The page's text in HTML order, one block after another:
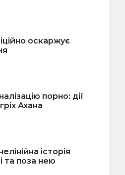
оскаржує
порно: дії
Ахана
історія
та поза нею